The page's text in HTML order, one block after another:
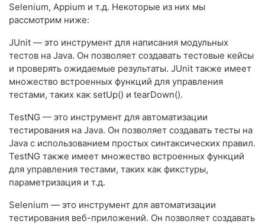
Selenium, Appium и т.д. Некоторые из них мы
рассмотрим ниже:
JUnit — это инструмент для написания модульных
тестов на Java. Он позволяет создавать тестовые кейсы
и проверять ожидаемые результаты. JUnit также имеет
множество встроенных функций для управления
тестами, таких как setUp() и tearDown().
TestNG — это инструмент для автоматизации
тестирования на Java. Он позволяет создавать тесты на
Java с использованием простых синтаксических правил.
TestNG также имеет множество встроенных функций
для управления тестами, таких как фикстуры,
параметризация и т.д.
Selenium — это инструмент для автоматизации
тестирования веб-приложений. Он позволяет создавать